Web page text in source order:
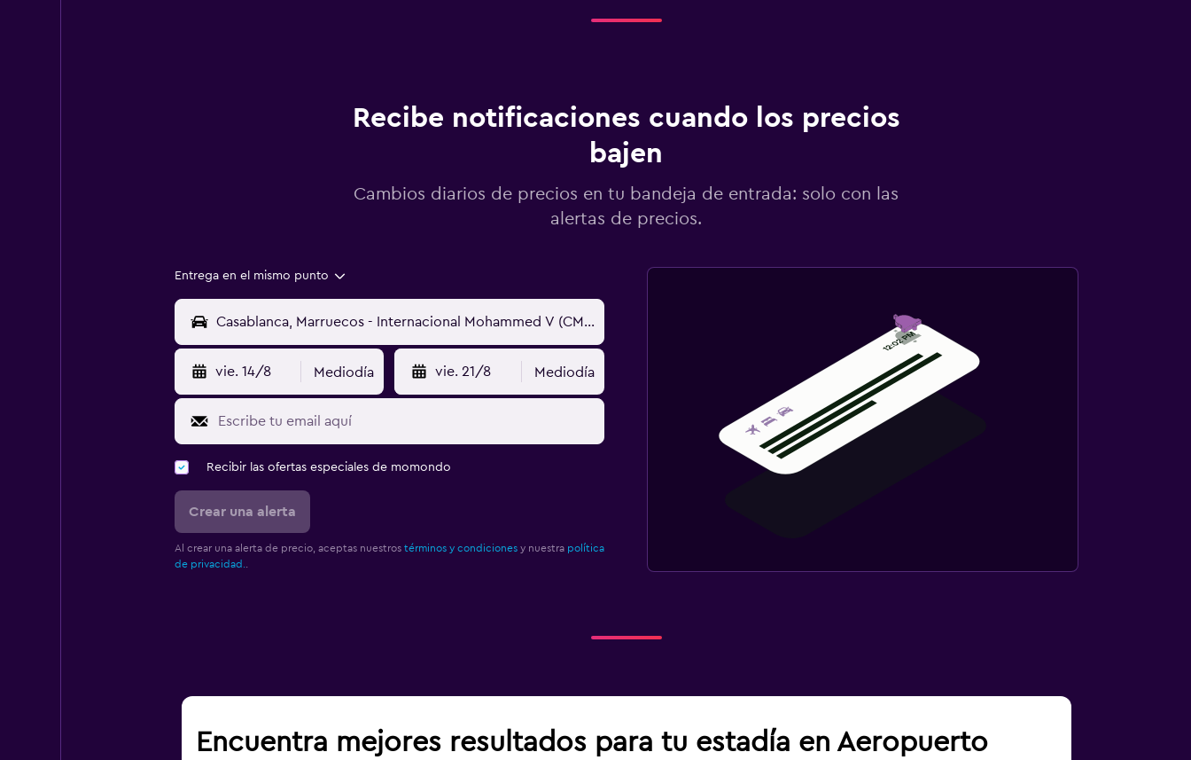
Recibe notificaciones cuando los precios
bajen
Cambios diarios de precios en tu bandeja de entrada: solo con las
alertas de precios.
Entrega en el mismo punto
vie. 14/8 Mediodía vie. 21/8 Mediodía
Recibir las ofertas especiales de momondo
Crear una alerta
Al crear una alerta de precio, aceptas nuestros términos y condicionesy nuestra política
de privacidad.
Encuentra mejores resultados para tu estadía en Aeropuerto